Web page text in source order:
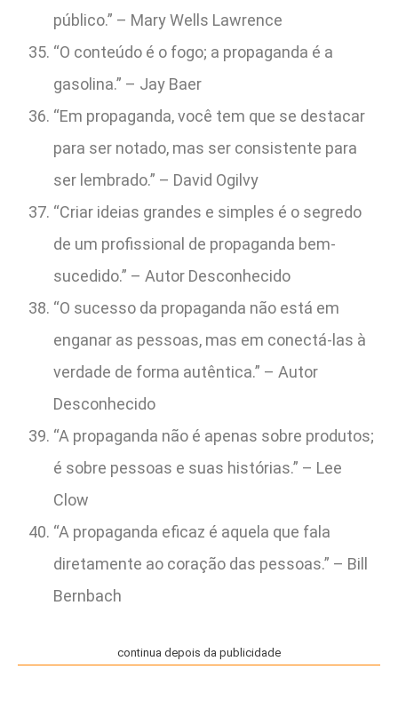
público.” – Mary Wells Lawrence
“O conteúdo é o fogo; a propaganda é a
gasolina.” – Jay Baer
“Em propaganda, você tem que se destacar
para ser notado, mas ser consistente para
ser lembrado.” – David Ogilvy
“Criar ideias grandes e simples é o segredo
de um profissional de propaganda bem-
sucedido.” – Autor Desconhecido
“O sucesso da propaganda não está em
enganar as pessoas, mas em conectá-las à
verdade de forma autêntica.” – Autor
Desconhecido
“A propaganda não é apenas sobre produtos;
é sobre pessoas e suas histórias.” – Lee
Clow
“A propaganda eficaz é aquela que fala
diretamente ao coração das pessoas.” – Bill
Bernbach
continua depois da publicidade